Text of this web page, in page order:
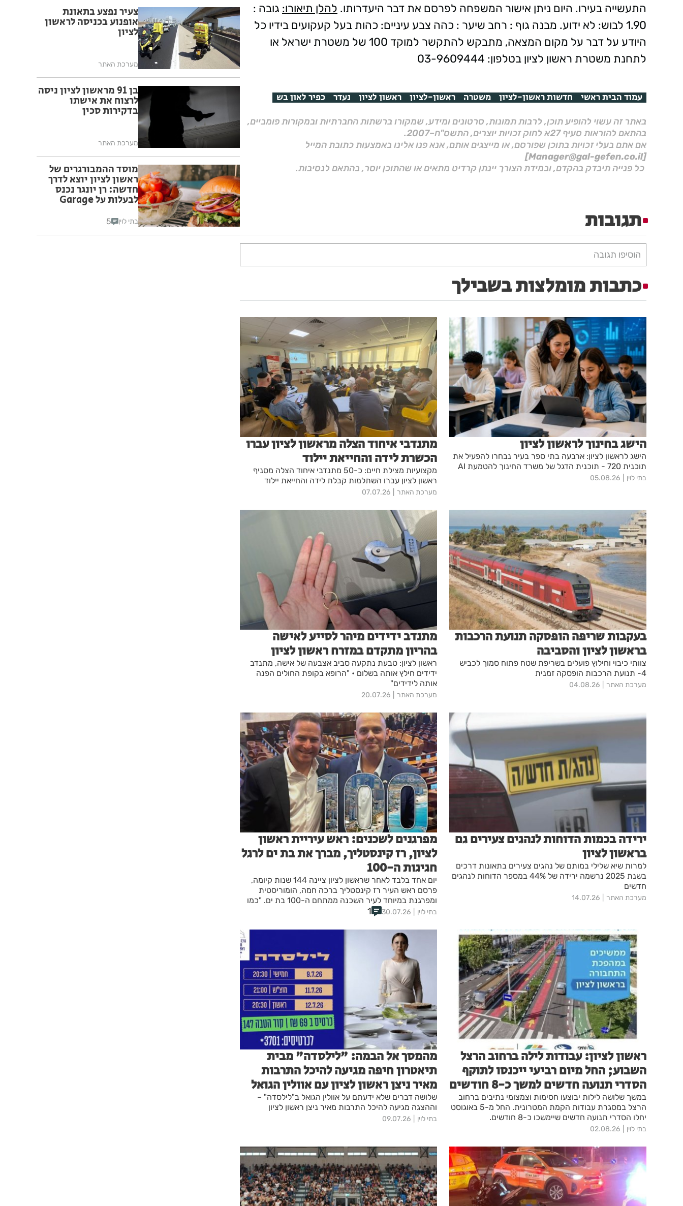
התעשייה בעירו. היום ניתן אישור המשפחה לפרסם את דבר היעדרותו. להלן תיאורו: גובה :
1.90 לבוש: לא ידוע. מבנה גוף : רחב שיער : כהה צבע עיניים: כהות בעל קעקועים בידיו כל
היודע על דבר על מקום המצאה, מתבקש להתקשר למוקד 100 של משטרת ישראל או
לתחנת משטרת ראשון לציון בטלפון: 03-9609444
עמוד הבית ראשי חדשות ראשון-לציון משטרה ראשון-לציון ראשון לציון נעדר כפיר לאון בש
באתר זה עשוי להופיע תוכן, לרבות תמונות, סרטונים ומידע, שמקורו ברשתות החברתיות ובמקורות פומביים,
בהתאם להוראות סעיף 27א לחוק זכויות יוצרים, התשס"ח–2007.
אם אתם בעלי זכויות בתוכן שפורסם, או מייצגים אותם, אנא פנו אלינו באמצעות כתובת המייל
[Manager@gal-gefen.co.il]
כל פנייה תיבדק בהקדם, ובמידת הצורך יינתן קרדיט מתאים או שהתוכן יוסר, בהתאם לנסיבות.
תגובות
הוסיפו תגובה
כתבות מומלצות בשבילך
הישג בחינוך לראשון לציון
הישג לראשון לציון: ארבעה בתי ספר בעיר נבחרו להפעיל את
תוכנית 720 - תוכנית הדגל של משרד החינוך להטמעת AI
בתי לוין 05.08.26
מתנדבי איחוד הצלה מראשון לציון עברו
הכשרת לידה והחייאת יילוד
מקצועיות מצילת חיים: כ-50 מתנדבי איחוד הצלה מסניף
ראשון לציון עברו השתלמות קבלת לידה והחייאת יילוד
מערכת האתר 07.07.26
בעקבות שריפה הופסקה תנועת הרכבות
בראשון לציון והסביבה
צוותי כיבוי וחילוץ פועלים בשריפת שטח פתוח סמוך לכביש
4- תנועת הרכבות הופסקה זמנית
מערכת האתר 04.08.26
מתנדב ידידים מיהר לסייע לאישה
בהריון מתקדם במזרח ראשון לציון
ראשון לציון: טבעת נתקעה סביב אצבעה של אישה, מתנדב
ידידים חילץ אותה בשלום • "הרופא בקופת החולים הפנה
אותה לידידים"
מערכת האתר 20.07.26
ירידה בכמות הדוחות לנהגים צעירים גם
בראשון לציון
למרות שיא שלילי במותם של נהגים צעירים בתאונות דרכים
בשנת 2025 נרשמה ירידה של 44% במספר הדוחות לנהגים
חדשים
מערכת האתר 14.07.26
מפרגנים לשכנים: ראש עיריית ראשון
לציון, רז קינסטליך, מברך את בת ים לרגל
חגיגות ה-100
יום אחד בלבד לאחר שראשון לציון ציינה 144 שנות קיומה,
פרסם ראש העיר רז קינסטליך ברכה חמה, הומוריסטית
ומפרגנת במיוחד לעיר השכנה ממתחם ה-100 בת ים. "כמו
חברות ממש טובות, השתדלנו שהחגיגות לא יצאו על אותו יום"
בתי לוין 30.07.26
1
ראשון לציון: עבודות לילה ברחוב הרצל
השבוע; החל מיום רביעי ייכנסו לתוקף
הסדרי תנועה חדשים למשך כ-8 חודשים
במשך שלושה לילות יבוצעו חסימות וצמצומי נתיבים ברחוב
הרצל במסגרת עבודות הקמת המטרונית. החל מ-5 באוגוסט
יחלו הסדרי תנועה חדשים שיימשכו כ-8 חודשים.
בתי לוין 02.08.26
מהמסך אל הבמה: "לילסדה" מבית
תיאטרון חיפה מגיעה להיכל התרבות
מאיר ניצן ראשון לציון עם אוולין הגואל
שלושה דברים שלא ידעתם על אוולין הגואל ב"לילסדה" –
וההצגה מגיעה להיכל התרבות מאיר ניצן ראשון לציון
בתי לוין 09.07.26
צעיר נפצע בתאונת
אופנוע בכניסה לראשון
לציון
מערכת האתר
בן 91 מראשון לציון ניסה
לרצוח את אישתו
בדקירות סכין
מערכת האתר
מוסד ההמבורגרים של
ראשון לציון יוצא לדרך
חדשה: רן יונגר נכנס
לבעלות על Garage
בתי לוין 5